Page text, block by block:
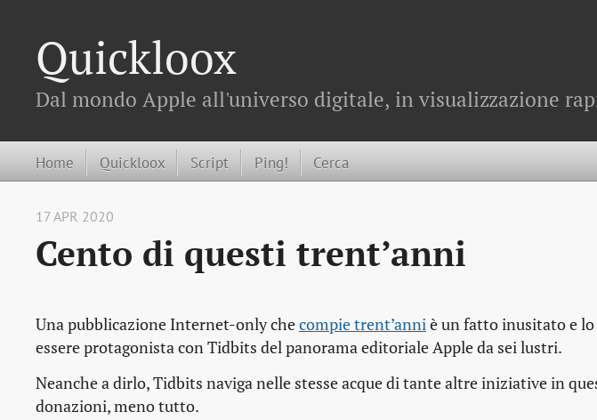
Quickloox
Dal mondo Apple all'universo digitale, in visualizzazione
Home Quickloox Script Ping! Cerca
17 APR 2020
Cento di questi trent’anni
Una pubblicazione Internet-only checompie trent’anniè un fatto inusitato e lo
essere protagonista con Tidbits del panorama editoriale Apple da sei lustri.
Neanche a dirlo, Tidbits naviga nelle stesse acque di tante altre iniziative in
donazioni, meno tutto.